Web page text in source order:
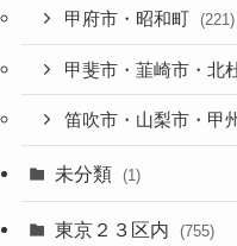
甲府市・昭和町 (221)
甲斐市・韮崎市・北
笛吹市・山梨市・甲
未分類 (1)
東京２３区内 (755)